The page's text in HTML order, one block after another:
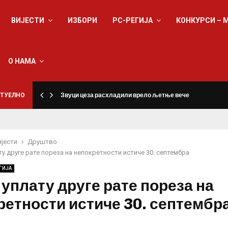
ВИЈЕСТИ ИЗБОРИ РС-РЕГИЈА КОНКУРСИ –
О НАМА
Звуци цеза расхладили врело љетње вече
Друштво
друге рате пореза на непокретности истиче 30. септембра
друге рате пореза на
истиче 30.